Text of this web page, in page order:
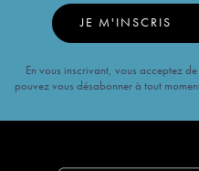
JE M'INSCRIS
En vous inscrivant, vous acceptez
pouvez vous désabonner à tout